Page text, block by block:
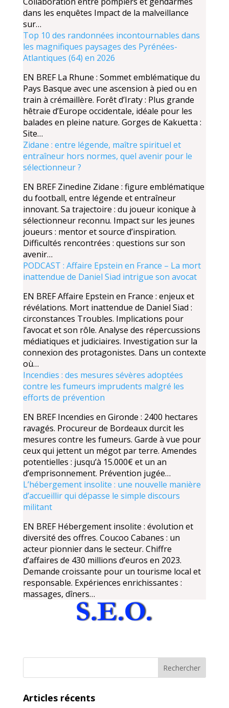
dans les enquêtes Impact de la malveillance
sur…
Top 10 des randonnées incontournables dans
les magnifiques paysages des Pyrénées-
Atlantiques (64) en 2026
EN BREF La Rhune : Sommet emblématique du
Pays Basque avec une ascension à pied ou en
train à crémaillère. Forêt d’Iraty : Plus grande
hêtraie d’Europe occidentale, idéale pour les
balades en pleine nature. Gorges de Kakuetta :
Site…
Zidane : entre légende, maître spirituel et
entraîneur hors normes, quel avenir pour le
sélectionneur ?
EN BREF Zinedine Zidane : figure emblématique
du football, entre légende et entraîneur
innovant. Sa trajectoire : du joueur iconique à
sélectionneur reconnu. Impact sur les jeunes
joueurs : mentor et source d’inspiration.
Difficultés rencontrées : questions sur son
avenir…
PODCAST : Affaire Epstein en France – La mort
inattendue de Daniel Siad intrigue son avocat
EN BREF Affaire Epstein en France : enjeux et
révélations. Mort inattendue de Daniel Siad :
circonstances Troubles. Implications pour
l’avocat et son rôle. Analyse des répercussions
médiatiques et judiciaires. Investigation sur la
connexion des protagonistes. Dans un contexte
où…
Incendies : des mesures sévères adoptées
contre les fumeurs imprudents malgré les
efforts de prévention
EN BREF Incendies en Gironde : 2400 hectares
ravagés. Procureur de Bordeaux durcit les
mesures contre les fumeurs. Garde à vue pour
ceux qui jettent un mégot par terre. Amendes
potentielles : jusqu’à 15.000€ et un an
d’emprisonnement. Prévention jugée…
L’hébergement insolite : une nouvelle manière
d’accueillir qui dépasse le simple discours
militant
EN BREF Hébergement insolite : évolution et
diversité des offres. Coucoo Cabanes : un
acteur pionnier dans le secteur. Chiffre
d’affaires de 430 millions d’euros en 2023.
Demande croissante pour un tourisme local et
responsable. Expériences enrichissantes :
massages, dîners…
Articles récents